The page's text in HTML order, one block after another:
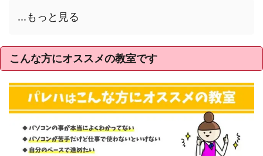
...もっと見る
こんな方にオススメの教室です